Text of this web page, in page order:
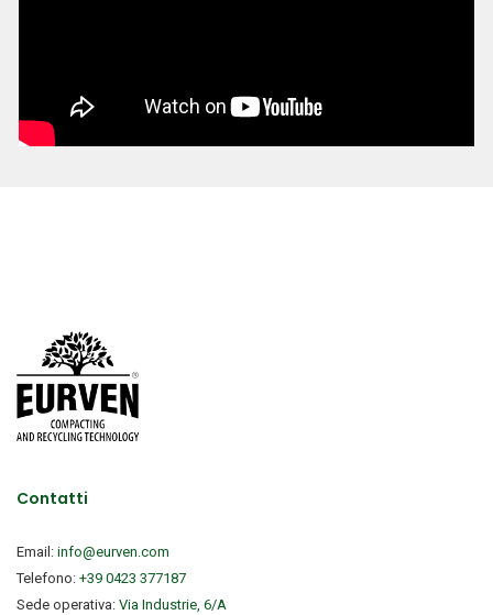
Contatti
Email: info@eurven.com
Telefono: +39 0423 377187
Sede operativa: Via Industrie, 6/A